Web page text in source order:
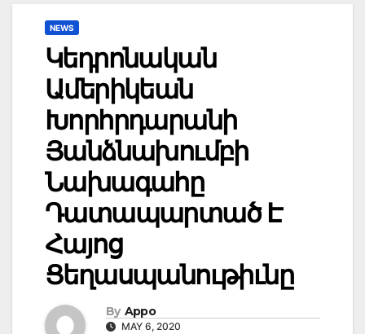
NEWS
Կեդրոնական
Ամերիկեան
Խորհրդարանի
Յանձնախումբի
Նախագահը
Դատապարտած Է
Հայոց
Ցեղասպանութիւնը
By Appo
MAY 6, 2020